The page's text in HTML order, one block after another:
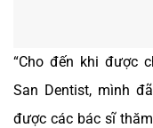
“Cho đến khi được
San Dentist, mình
được các bác sĩ